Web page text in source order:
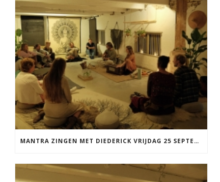
MANTRA ZINGEN MET DIEDERICK VRIJDAG 25 SEPTEMBER EN 20 NOVEMBER